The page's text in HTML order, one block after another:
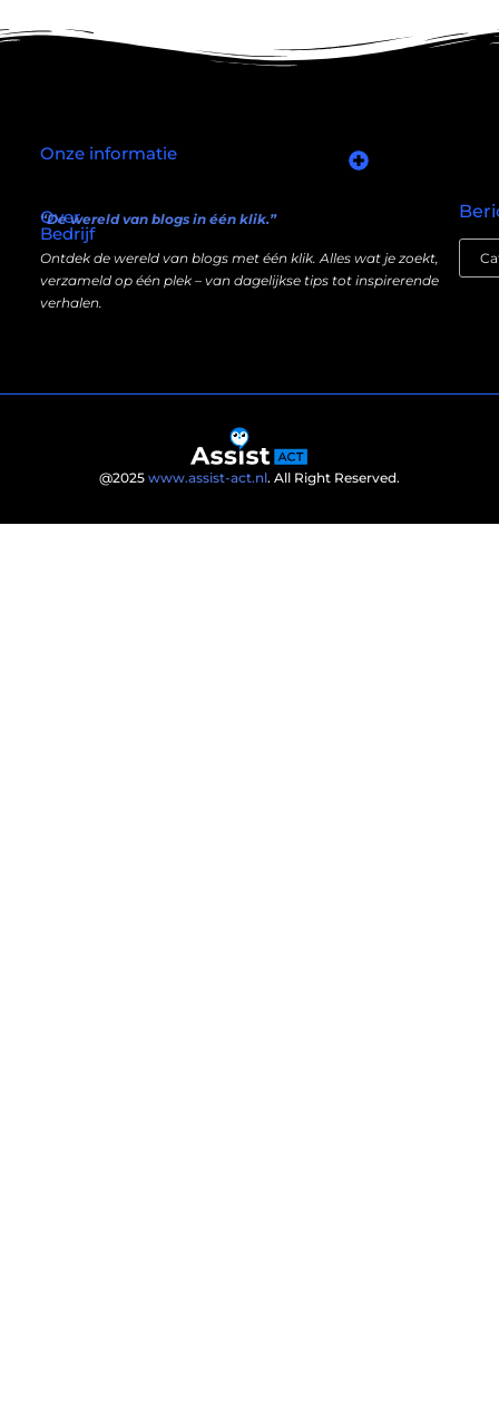
Over
Bedrijf
“De wereld van blogs in één klik.”
Ontdek de wereld van blogs met één klik. Alles wat je zoekt,
verzameld op één plek – van dagelijkse tips tot inspirerende
verhalen.
Onze informatie
@2025 www.assist-act.nl. All Right Reserved.